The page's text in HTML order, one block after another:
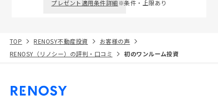
プレゼント適用条件詳細※条件・上限あり
TOP RENOSY不動産投資
お客様の声
RENOSY（リノシー）の評判・口コミ
初のワンルーム投資